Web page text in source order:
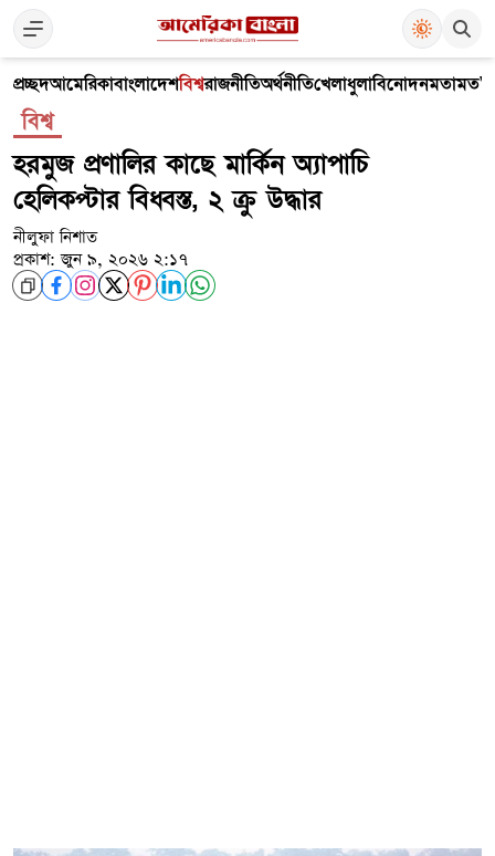
প্রচ্ছদআমেরিকাবাংলাদেশবিশ্বরাজনীতিঅর্থনীতিখেলাধুলাবিনোদনমতামত
বিশ্ব
হরমুজ প্রণালির কাছে মার্কিন অ্যাপাচি
হেলিকপ্টার বিধ্বস্ত, ২ ক্রু উদ্ধার
নীলুফা নিশাত
প্রকাশ: জুন ৯, ২০২৬ ২:১৭